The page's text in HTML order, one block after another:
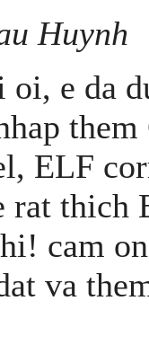
Huynh
e da
ELF
rat thich
cam
va